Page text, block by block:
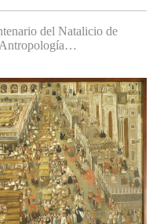
del Natalicio de
Antropología…